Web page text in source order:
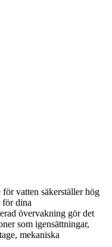
vatten säkerställer hög
för dina
övervakning gör det
som igensättningar,
mekaniska